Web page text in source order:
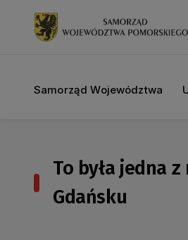
Samorząd Województwa
To była jedna
Gdańsku